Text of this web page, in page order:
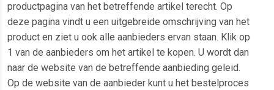
productpagina van het betreffende artikel terecht. Op
deze pagina vindt u een uitgebreide omschrijving van het
product en ziet u ook alle aanbieders ervan staan. Klik op
1 van de aanbieders om het artikel te kopen. U wordt dan
naar de website van de betreffende aanbieding geleid.
Op de website van de aanbieder kunt u het bestelproces